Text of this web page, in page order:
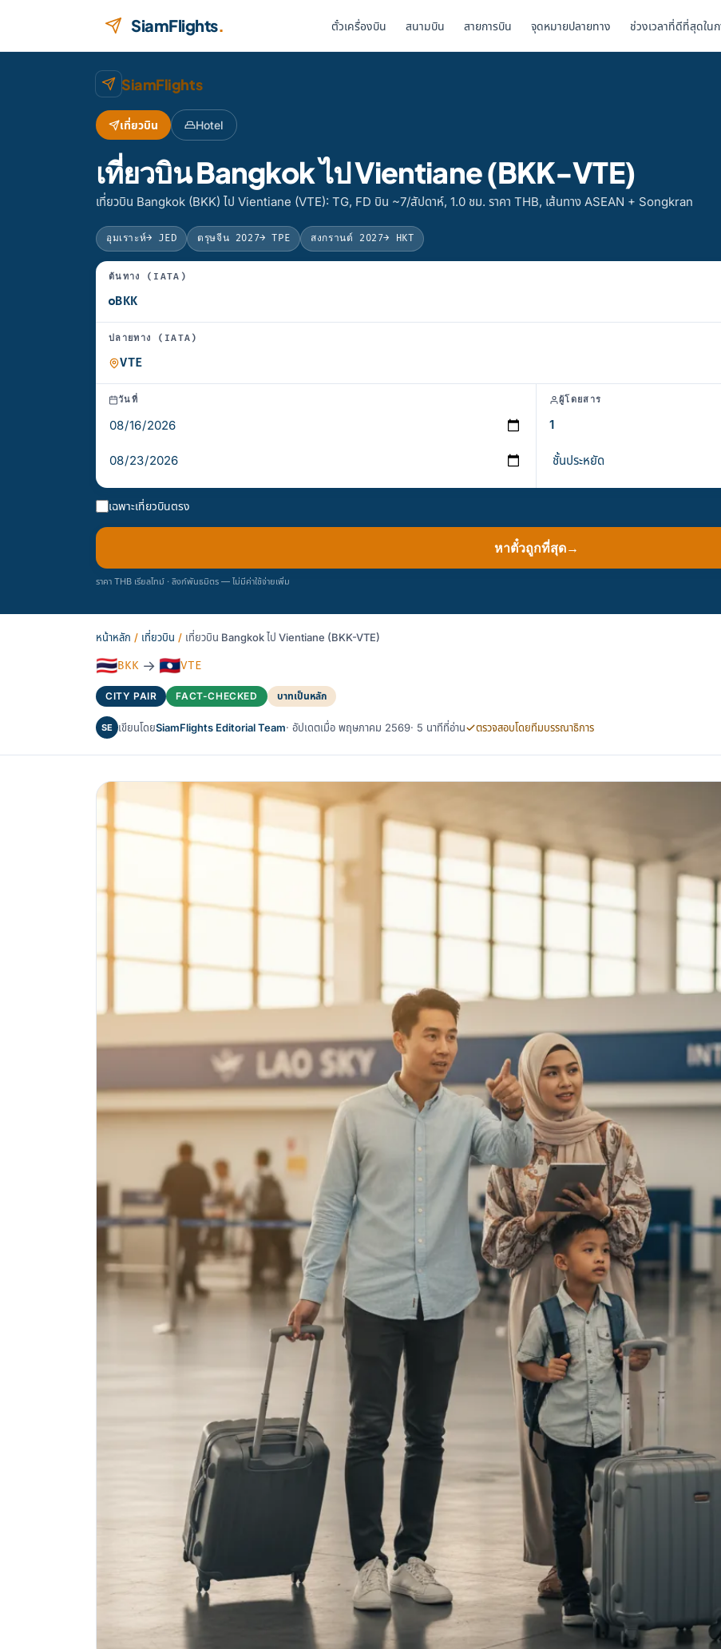
SiamFlights. ตั๋วเครื่องบิน สนามบิน สายการบิน จุดหมายปลายทาง ช่วงเวลาที่ดีที่สุดใน
SiamFlights
เที่ยวบิน Hotel
เที่ยวบิน Bangkok ไป Vientiane (BKK-VTE)
เที่ยวบิน Bangkok (BKK) ไป Vientiane (VTE): TG, FD บิน ~7/สัปดาห์, 1.0 ชม. ราคา THB, เส้นทาง ASEAN + Songkran
อุมเราะห์→ JED ตรุษจีน 2027→ TPE สงกรานต์ 2027→ HKT
ต้นทาง (IATA)
ปลายทาง (IATA)
วันที่ ผู้โดยสาร
เฉพาะเที่ยวบินตรง
หาตั๋วถูกที่สุด→
ราคา THB เรียลไทม์ · ลิงก์พันธมิตร — ไม่มีค่าใช้จ่ายเพิ่ม
หน้าหลัก / เที่ยวบิน / เที่ยวบิน Bangkok ไป Vientiane (BKK-VTE)
🇹🇭BKK → 🇱🇦VTE
CITY PAIR FACT-CHECKED บาทเป็นหลัก
SE เขียนโดยSiamFlights Editorial Team· อัปเดตเมื่อ พฤษภาคม 2569· 5 นาทีที่อ่าน ตรวจสอบโดยทีมบรรณาธิการ